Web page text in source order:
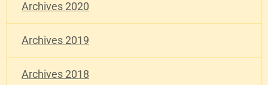
Archives 2020
Archives 2019
Archives 2018